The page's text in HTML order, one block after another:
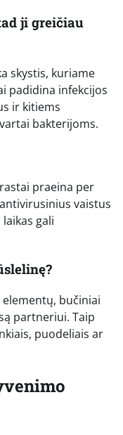
ji greičiau
skystis, kuriame
padidina infekcijos
ir kitiems
bakterijoms.
praeina per
vaistus
gali
bučiniai
partneriui. Taip
puodeliais ar